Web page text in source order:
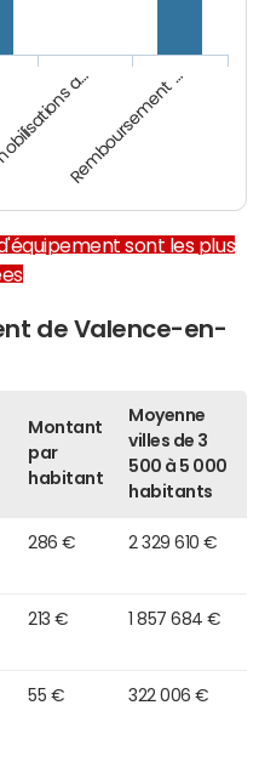
a…
Remboursement …
sont les plus
de Valence-en-
Montant
par
habitant
Moyenne
villes de 3
500 à 5 000
habitants
286 € 2 329 610 €
213 € 1 857 684 €
55 € 322 006 €